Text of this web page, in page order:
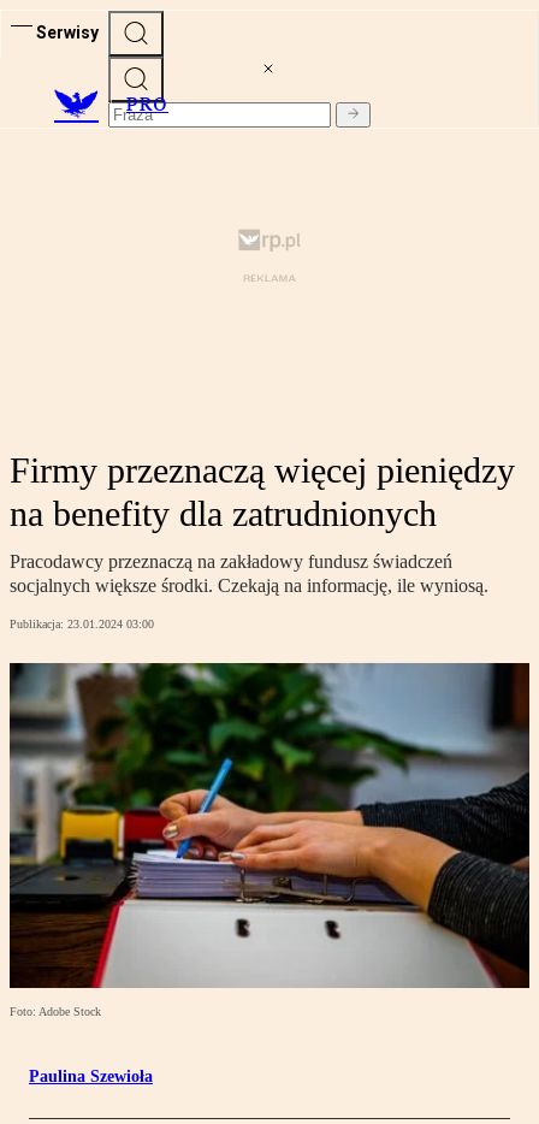
Serwisy
PRO
Firmy przeznaczą więcej pieniędzy
na benefity dla zatrudnionych
Pracodawcy przeznaczą na zakładowy fundusz świadczeń
socjalnych większe środki. Czekają na informację, ile wyniosą.
Publikacja: 23.01.2024 03:00
Foto: Adobe Stock
Paulina Szewioła